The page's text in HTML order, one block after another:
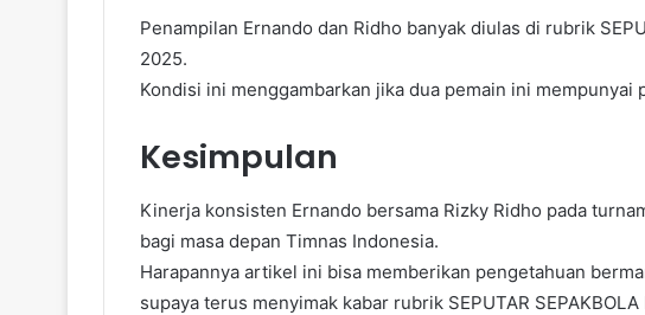
Penampilan Ernando dan Ridho banyak diulas di rubrik
2025.
Kondisi ini menggambarkan jika dua pemain ini mempunyai
Kesimpulan
Kinerja konsisten Ernando bersama Rizky Ridho pada
bagi masa depan Timnas Indonesia.
Harapannya artikel ini bisa memberikan pengetahuan
supaya terus menyimak kabar rubrik SEPUTAR SEPAKBOLA